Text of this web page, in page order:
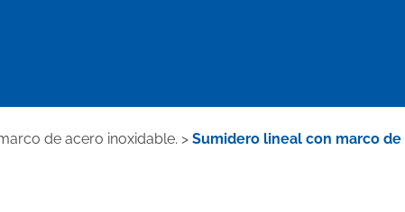
de acero inoxidable. > Sumidero lineal con marco de